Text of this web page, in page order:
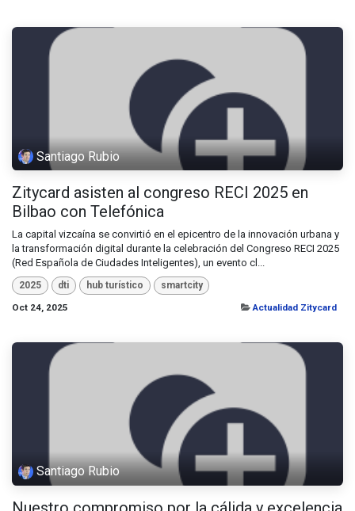
Santiago Rubio
Zitycard asisten al congreso RECI 2025 en
Bilbao con Telefónica
La capital vizcaína se convirtió en el epicentro de la innovación urbana y
la transformación digital durante la celebración del Congreso RECI 2025
(Red Española de Ciudades Inteligentes), un evento cl...
2025 dti hub turístico
smartcity
Oct 24, 2025
Actualidad Zitycard
Santiago Rubio